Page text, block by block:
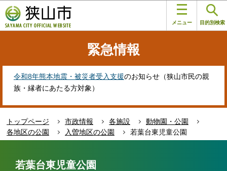
の
ペ
す
メニュー 目的別検索
緊急情報
令和8年熊本地震・被災者受入支援のお知らせ（狭山市民の親
族・縁者にあたる方対象）
トップページ 市政情報 各施設
動物園・公園
各地区の公園
入曽地区の公園
若葉台東児童公園
若葉台東児童公園